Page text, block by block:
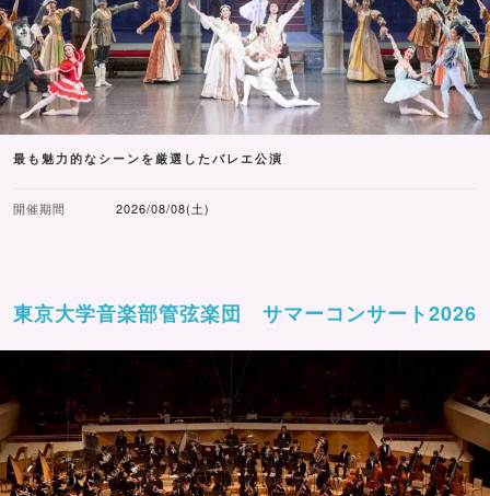
最も魅力的なシーンを厳選したバレエ公演
開催期間 2026/08/08(土)
東京大学音楽部管弦楽団 サマーコンサート2026